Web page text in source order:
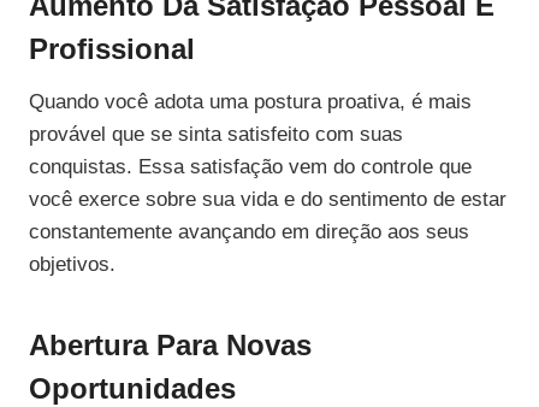
Profissional
Quando você adota uma postura proativa, é mais
provável que se sinta satisfeito com suas
conquistas. Essa satisfação vem do controle que
você exerce sobre sua vida e do sentimento de estar
constantemente avançando em direção aos seus
objetivos.
Abertura Para Novas
Oportunidades